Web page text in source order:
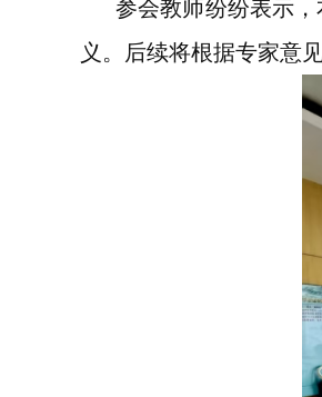
参会教师纷纷表示
义。后续将根据专家意